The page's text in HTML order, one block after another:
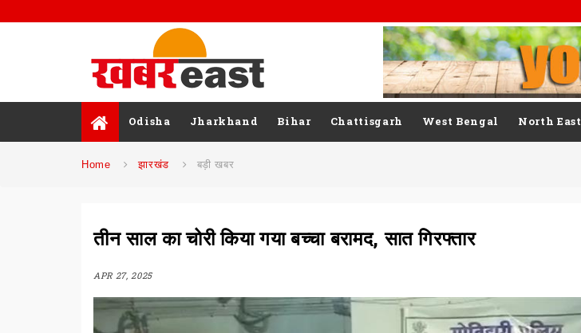
Odisha Jharkhand Bihar Chattisgarh West Bengal North East
Home झारखंड बड़ी खबर
तीन साल का चोरी किया गया बच्चा बरामद, सात गिरफ्तार
APR 27, 2025